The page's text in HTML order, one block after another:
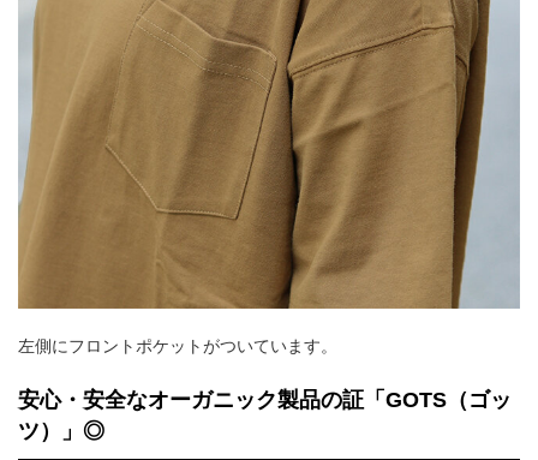
左側にフロントポケットがついています。
安心・安全なオーガニック製品の証「GOTS（ゴッ
ツ）」◎